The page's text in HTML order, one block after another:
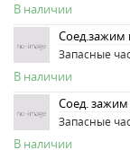
В наличии
Соед.зажим
Запасные
В наличии
Соед.
Запасные
В наличии